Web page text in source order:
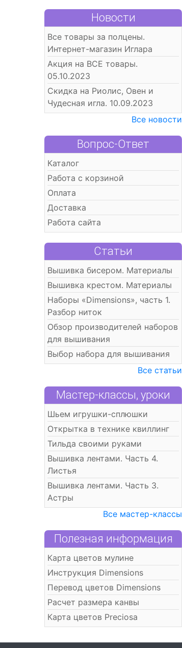
Новости
Все товары за полцены.
Интернет-магазин Иглара
Акция на ВСЕ товары.
05.10.2023
Скидка на Риолис, Овен и
Чудесная игла. 10.09.2023
Все новости
Вопрос-Ответ
Каталог
Работа с корзиной
Оплата
Доставка
Работа сайта
Статьи
Вышивка бисером. Материалы
Вышивка крестом. Материалы
Наборы «Dimensions», часть 1.
Разбор ниток
Обзор производителей наборов
для вышивания
Выбор набора для вышивания
Все статьи
Мастер-классы, уроки
Шьем игрушки-сплюшки
Открытка в технике квиллинг
Тильда своими руками
Вышивка лентами. Часть 4.
Листья
Вышивка лентами. Часть 3.
Астры
Все мастер-классы
Полезная информация
Карта цветов мулине
Инструкция Dimensions
Перевод цветов Dimensions
Расчет размера канвы
Карта цветов Preciosa